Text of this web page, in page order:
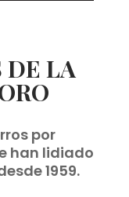
DE LA
por
han lidiado
1959.